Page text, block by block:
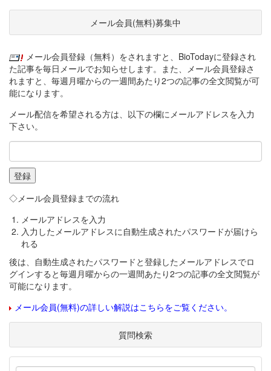
メール会員(無料)募集中
メール会員登録（無料）をされますと、BioTodayに登録され
た記事を毎日メールでお知らせします。また、メール会員登録さ
れますと、毎週月曜からの一週間あたり2つの記事の全文閲覧が可
能になります。
メール配信を希望される方は、以下の欄にメールアドレスを入力
下さい。
◇メール会員登録までの流れ
メールアドレスを入力
入力したメールアドレスに自動生成されたパスワードが届けら
れる
後は、自動生成されたパスワードと登録したメールアドレスでロ
グインすると毎週月曜からの一週間あたり2つの記事の全文閲覧が
可能になります。
メール会員(無料)の詳しい解説はこちらをご覧ください。
質問検索